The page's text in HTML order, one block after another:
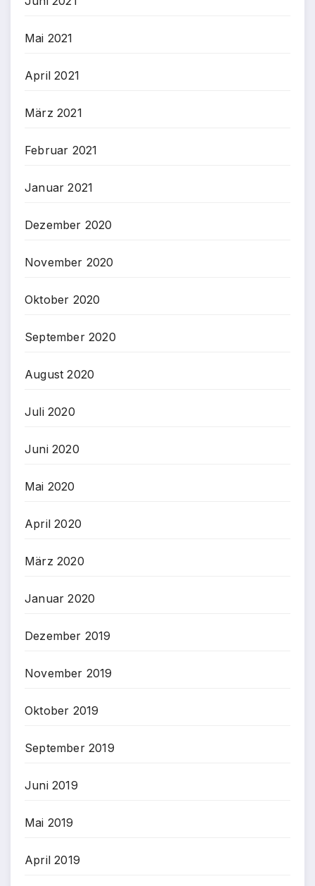
Mai 2021
April 2021
März 2021
Februar 2021
Januar 2021
Dezember 2020
November 2020
Oktober 2020
September 2020
August 2020
Juli 2020
Juni 2020
Mai 2020
April 2020
März 2020
Januar 2020
Dezember 2019
November 2019
Oktober 2019
September 2019
Juni 2019
Mai 2019
April 2019